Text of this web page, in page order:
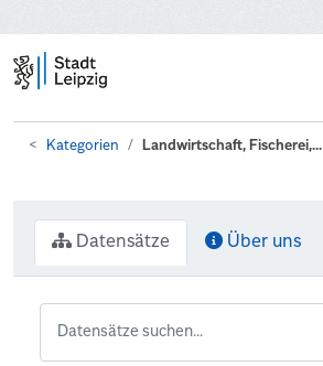
Kategorien Landwirtschaft, Fischerei,...
Datensätze Über uns